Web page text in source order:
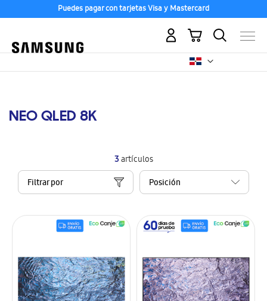
Puedes pagar con tarjetas Visa y Mastercard
Mi carrito
NEO QLED 8K
3artículos
Filtrar por